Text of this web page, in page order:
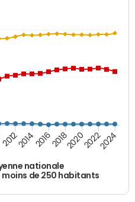
nationale
moins de 250 habitants
2012201420162018202020222024